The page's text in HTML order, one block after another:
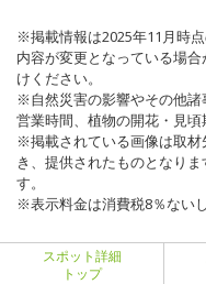
※掲載情報は2025年11月時
内容が変更となっている場
けください。
※自然災害の影響やその他
営業時間、植物の開花・見頃
※掲載されている画像は取
き、提供されたものとなり
す。
※表示料金は消費税8％ない
スポット詳細
トップ